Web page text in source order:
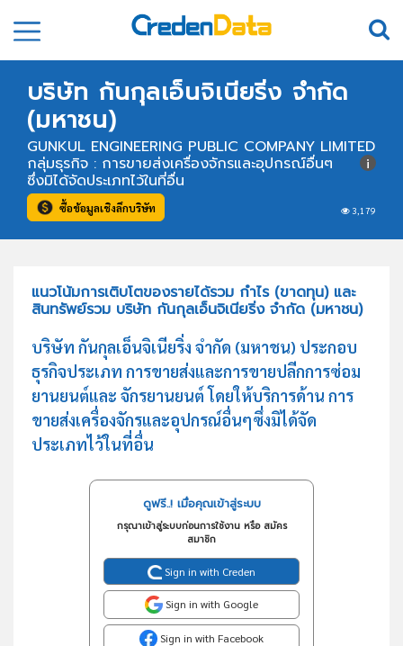
บริษัท กันกุลเอ็นจิเนียริ่ง จำกัด
(มหาชน)
GUNKUL ENGINEERING PUBLIC COMPANY LIMITED
3,179
กลุ่มธุรกิจ : การขายส่งเครื่องจักรและอุปกรณ์อื่นๆ
ซึ่งมิได้จัดประเภทไว้ในที่อื่น
ซื้อข้อมูลเชิงลึกบริษัท
แนวโน้มการเติบโตของรายได้รวม กำไร (ขาดทุน) และ
สินทรัพย์รวม บริษัท กันกุลเอ็นจิเนียริ่ง จำกัด (มหาชน)
บริษัท กันกุลเอ็นจิเนียริ่ง จำกัด (มหาชน) ประกอบ
ธุรกิจประเภท การขายส่งและการขายปลีกการซ่อม
ยานยนต์และ จักรยานยนต์ โดยให้บริการด้าน การ
ขายส่งเครื่องจักรและอุปกรณ์อื่นๆซึ่งมิได้จัด
ประเภทไว้ในที่อื่น
ดูฟรี..! เมื่อคุณเข้าสู่ระบบ
กรุณาเข้าสู่ระบบก่อนการใช้งาน หรือ สมัคร
สมาชิก
Sign in with Creden
Sign in with Google
Sign in with Facebook